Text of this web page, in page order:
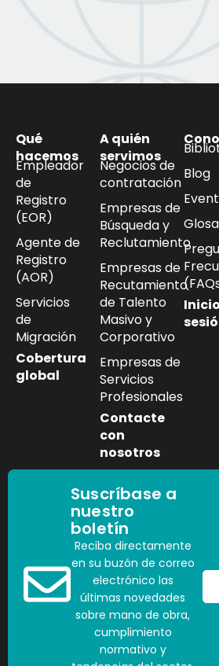
Qué
hacemos
Empleador
de
Registro
(EOR)
Agente de
Registro
(AOR)
Servicios
de
Migración
Cobertura
global
A quién
servimos
Negocios de
contratación
Empresas de
Búsqueda y
Reclutamiento
Empresas de
Recutamiento
de Talento
Masivo y
Corporativo
Empresas de
Servicios
Profesionales
Contacte
con
nosotros
Blog
Suscríbase a
nuestro
boletín
Reciba directamente
en su buzón de correo
electrónico las
últimas novedades
sobre mano de obra,
cumplimiento
normativo y